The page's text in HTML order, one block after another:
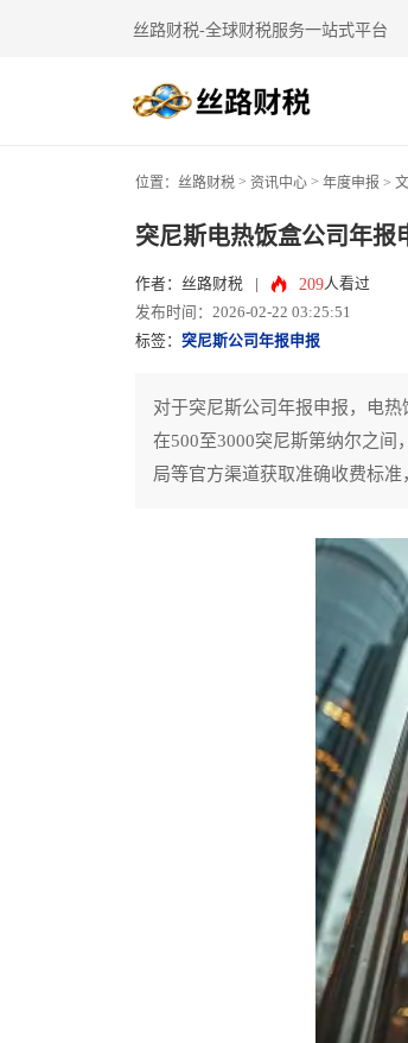
丝路财税-全球财税服务一站式平台
位置： 丝路财税 > 资讯中心 > 年度申报 >
突尼斯电热饭盒公司年报
作者：丝路财税 209人看过
发布时间：2026-02-22 03:25:51
标签： 突尼斯公司年报申报
对于突尼斯公司年报申报，电
在500至3000突尼斯第纳尔之
局等官方渠道获取准确收费标